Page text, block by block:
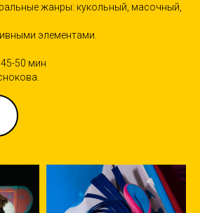
жанры: кукольный, масочный,
элементами.
50 мин